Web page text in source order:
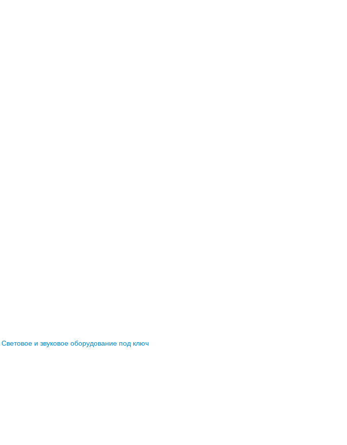
Световое и звуковое оборудование под ключ